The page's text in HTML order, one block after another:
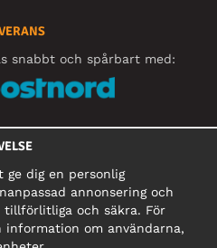
snabbt och spårbart med:
MEDIER
Europe OÜ
ge dig en personlig
annonsering och
och säkra. För
om användarna,